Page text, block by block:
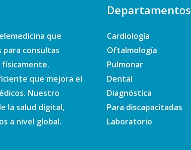
que
para consultas
físicamente.
que mejora el
Nuestro
la salud digital,
a nivel global.
Departamentos
Cardiología
Oftalmología
Pulmonar
Dental
Diagnóstica
Para discapacitadas
Laboratorio